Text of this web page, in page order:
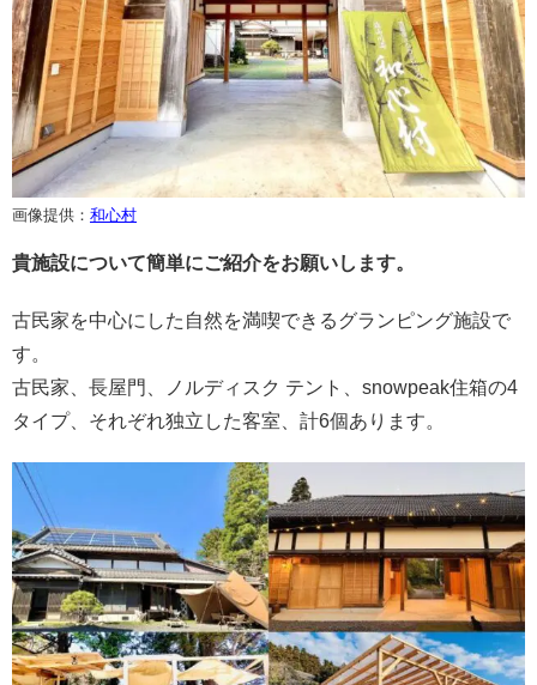
画像提供： 和心村
貴施設について簡単にご紹介をお願いします。
古民家を中心にした自然を満喫できるグランピング施設で
す。
古民家、長屋門、ノルディスク テント、snowpeak住箱の4
タイプ、それぞれ独立した客室、計6個あります。